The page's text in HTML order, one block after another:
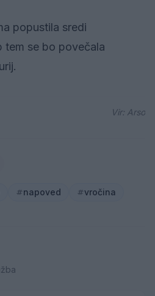
popustila sredi
tem se bo povečala
Vir: Arso
napoved vročina